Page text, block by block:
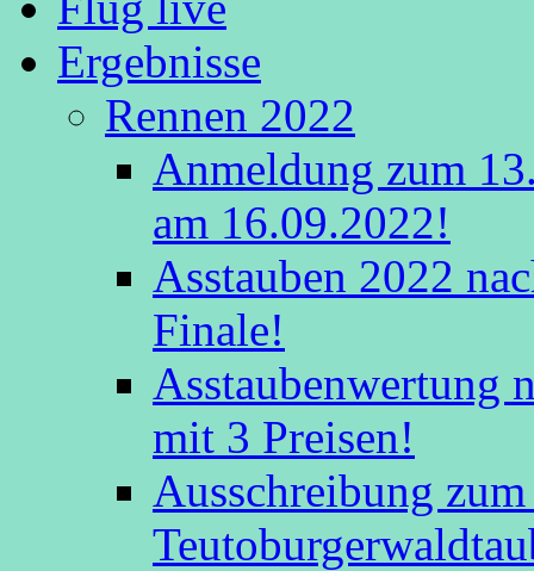
Ergebnisse
Rennen 2022
Anmeldung zum
am 16.09.2022!
Asstauben 2022
Finale!
Asstaubenwertung
mit 3 Preisen!
Ausschreibung